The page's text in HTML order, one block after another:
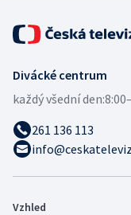
Divácké centrum
každý všední den:
261 136 113
Vzhled